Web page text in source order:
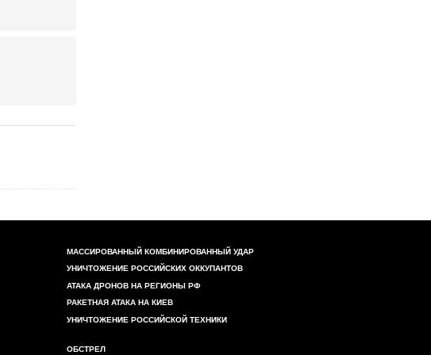
МАССИРОВАННЫЙ КОМБИНИРОВАННЫЙ УДАР
УНИЧТОЖЕНИЕ РОССИЙСКИХ ОККУПАНТОВ
АТАКА ДРОНОВ НА РЕГИОНЫ РФ
РАКЕТНАЯ АТАКА НА КИЕВ
УНИЧТОЖЕНИЕ РОССИЙСКОЙ ТЕХНИКИ
ОБСТРЕЛ